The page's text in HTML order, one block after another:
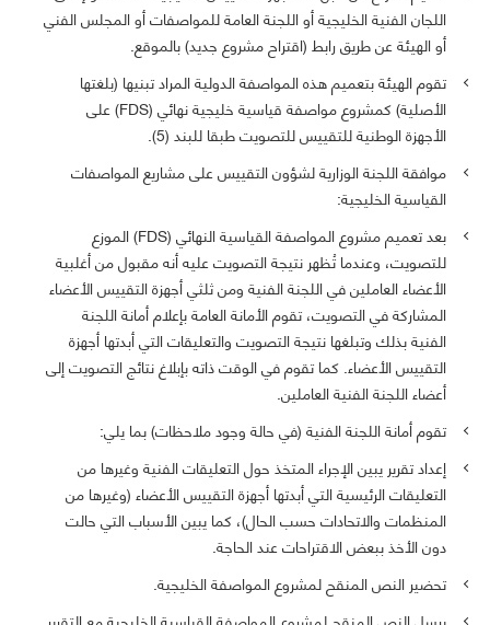
اللجان الفنية الخليجية أو اللجنة العامة للمواصفات أو المجلس الفني
أو الهيئة عن طريق رابط (اقتراح مشروع جديد) بالموقع.
تقوم الهيئة بتعميم هذه المواصفة الدولية المراد تبنيها (بلغتها
الأصلية) كمشروع مواصفة قياسية خليجية نهائي (FDS) على
الأجهزة الوطنية للتقييس للتصويت طبقا للبند (5).
موافقة اللجنة الوزارية لشؤون التقييس على مشاريع المواصفات
القياسية الخليجية:
بعد تعميم مشروع المواصفة القياسية النهائي (FDS) الموزع
للتصويت، وعندما تُظهر نتيجة التصويت عليه أنه مقبول من أغلبية
الأعضاء العاملين في اللجنة الفنية ومن ثلثي أجهزة التقييس الأعضاء
المشاركة في التصويت، تقوم الأمانة العامة بإعلام أمانة اللجنة
الفنية بذلك وتبلغها نتيجة التصويت والتعليقات التي أبدتها أجهزة
التقييس الأعضاء. كما تقوم في الوقت ذاته بإبلاغ نتائج التصويت إلى
أعضاء اللجنة الفنية العاملين.
تقوم أمانة اللجنة الفنية (في حالة وجود ملاحظات) بما يلي:
إعداد تقرير يبين الإجراء المتخذ حول التعليقات الفنية وغيرها من
التعليقات الرئيسية التي أبدتها أجهزة التقييس الأعضاء (وغيرها من
المنظمات والاتحادات حسب الحال)، كما يبين الأسباب التي حالت
دون الأخذ ببعض الاقتراحات عند الحاجة.
تحضير النص المنقح لمشروع المواصفة الخليجية.